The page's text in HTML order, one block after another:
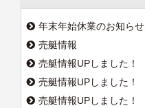
年末年始休業のお知らせ
売艇情報
売艇情報UPしました！
売艇情報UPしました！
売艇情報UPしました！